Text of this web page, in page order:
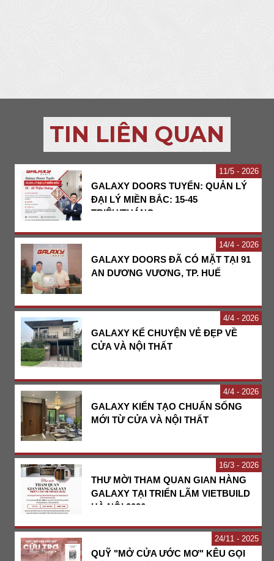
TIN LIÊN QUAN
11 5 - 2026
GALAXY DOORS TUYỂN: QUẢN LÝ
ĐẠI LÝ MIỀN BẮC: 15-45
TRIỆU/THÁNG
14 4 - 2026
GALAXY DOORS ĐÃ CÓ MẶT TẠI 91
AN DƯƠNG VƯƠNG, TP. HUẾ
4 4 - 2026
GALAXY KỂ CHUYỆN VẺ ĐẸP VỀ
CỬA VÀ NỘI THẤT
4 4 - 2026
GALAXY KIẾN TẠO CHUẨN SỐNG
MỚI TỪ CỬA VÀ NỘI THẤT
16 3 - 2026
THƯ MỜI THAM QUAN GIAN HÀNG
GALAXY TẠI TRIỂN LÃM VIETBUILD
HÀ NỘI 2026
24 11 - 2025
QUỸ "MỞ CỬA ƯỚC MƠ" KÊU GỌI